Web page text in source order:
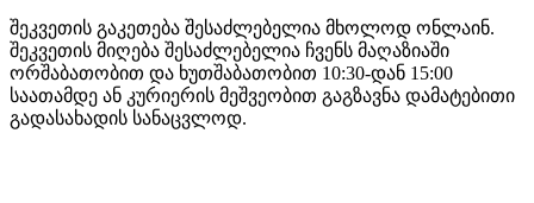
შეკვეთის გაკეთება შესაძლებელია მხოლოდ ონლაინ.
შეკვეთის მიღება შესაძლებელია ჩვენს მაღაზიაში
ორშაბათობით და ხუთშაბათობით 10:30-დან 15:00
საათამდე ან კურიერის მეშვეობით გაგზავნა დამატებითი
გადასახადის სანაცვლოდ.